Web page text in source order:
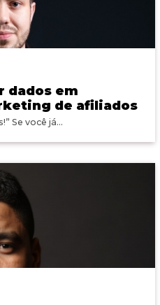
dados em
de afiliados
Se você já...